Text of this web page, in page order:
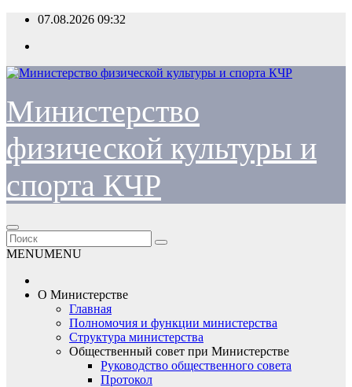
Перейти
содержимому
07.08.2026 09:32
Министерство
физической культуры и
спорта КЧР
MENUMENU
О Министерстве
Главная
Полномочия и функции министерства
Структура министерства
Общественный совет при Министерстве
Руководство общественного совета
Протокол